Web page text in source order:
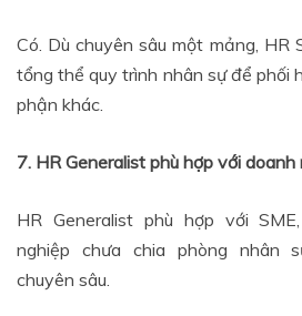
Có. Dù chuyên sâu một mảng, HR
tổng thể quy trình nhân sự để phối
phận khác.
7. HR Generalist phù hợp với doanh
HR Generalist phù hợp với
nghiệp chưa chia phòng nhân
chuyên sâu.